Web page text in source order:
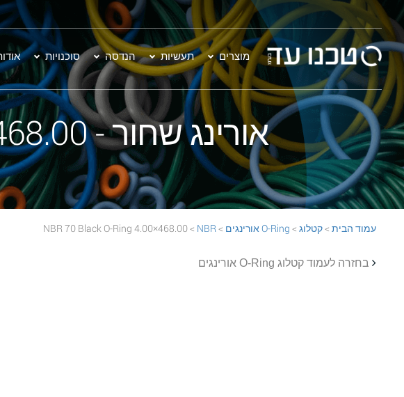
מוצרים תעשיות הנדסה סוכנויות
אורינג שחור - 468.00×4.00 NBR 70 Black O-Ring
עמוד הבית >קטלוג > O-Ring אורינגים >
NBR
> 468.00×4.00 NBR 70 Black O-Ring
בחזרה לעמוד קטלוג O-Ring אורינגים